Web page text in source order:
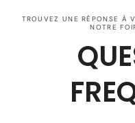
TROUVEZ UNE RÉPONSE À
NOTRE